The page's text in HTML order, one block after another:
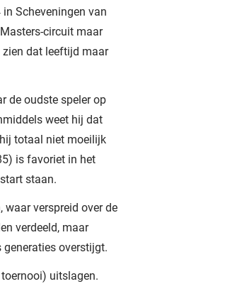
Scheveningen van
circuit maar
dat leeftijd maar
de oudste speler op
weet hij dat
totaal niet moeilijk
is favoriet in het
staan.
waar verspreid over de
verdeeld, maar
generaties overstijgt.
uitslagen.